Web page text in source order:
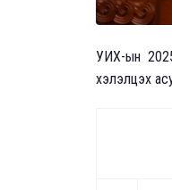
УИХ-ын
хэлэлцэх